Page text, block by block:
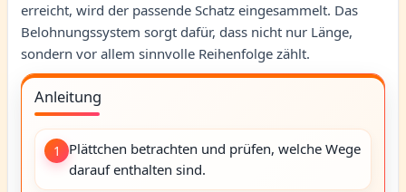
erreicht, wird der passende Schatz eingesammelt. Das
Belohnungssystem sorgt dafür, dass nicht nur Länge,
sondern vor allem sinnvolle Reihenfolge zählt.
Anleitung
1
Plättchen betrachten und prüfen, welche Wege
darauf enthalten sind.